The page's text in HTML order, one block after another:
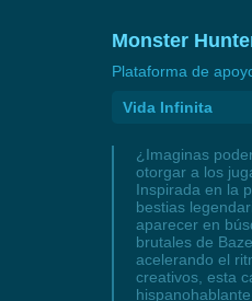
Monster
Plataforma de
Vida Infinita
¿Imaginas
otorgar a los
Inspirada en la
bestias
aparecer en
brutales de
acelerando el
creativos, esta